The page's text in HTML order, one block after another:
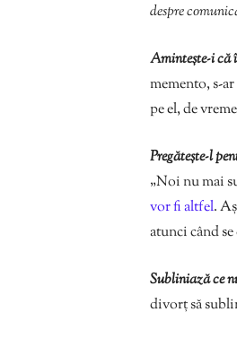
despre
Amintește-i că
memento, s-
pe el, de
Pregătește-l
„Noi nu mai
vor fi altfel.
atunci când
Subliniază ce
divorț să